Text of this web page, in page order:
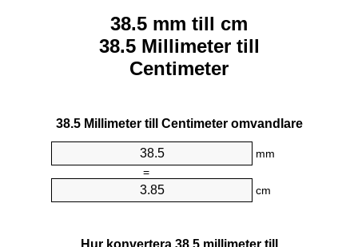
38.5 mm till cm
38.5 Millimeter till
Centimeter
38.5 Millimeter till Centimeter omvandlare
mm
=
cm
Hur konvertera 38.5 millimeter till